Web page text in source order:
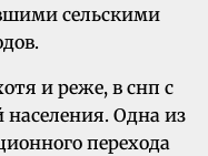
сельскими
и реже, в снп с
населения. Одна из
перехода